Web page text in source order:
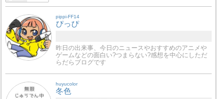
pippi-FF14
ぴっぴ
昨日の出来事、今日のニュースやおすすめのアニメや
ゲームなどの面白い?つまらない?感想を中心にしただ
らだらブログです
huyucolor
冬色